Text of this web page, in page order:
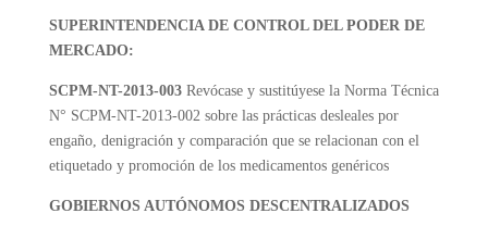
SUPERINTENDENCIA DE CONTROL DEL PODER DE
MERCADO:
SCPM-NT-2013-003 Revócase y sustitúyese la Norma Técnica
N° SCPM-NT-2013-002 sobre las prácticas desleales por
engaño, denigración y comparación que se relacionan con el
etiquetado y promoción de los medicamentos genéricos
GOBIERNOS AUTÓNOMOS DESCENTRALIZADOS